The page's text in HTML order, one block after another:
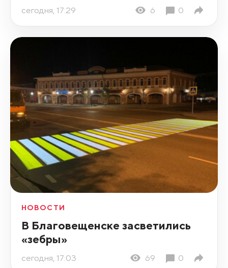
сегодня, 17:29 6 0
НОВОСТИ
В Благовещенске засветились
«зебры»
сегодня, 17:03 69 0